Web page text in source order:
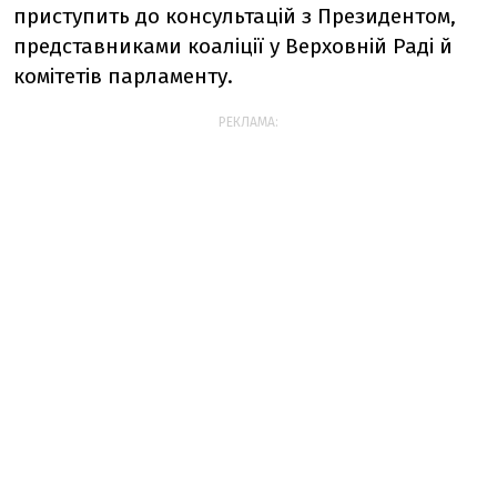
приступить до консультацій з Президентом,
представниками коаліції у Верховній Раді й
комітетів парламенту.
РЕКЛАМА: